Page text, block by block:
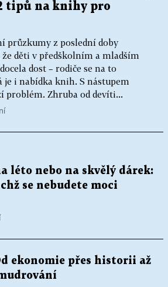
tipů na knihy pro
průzkumy z poslední doby
děti v předškolním a mladším
dost – rodiče se na to
je i nabídka knih. S nástupem
problém. Zhruba od devíti...
léto nebo na skvělý dárek:
se nebudete moci
ekonomie přes historii až